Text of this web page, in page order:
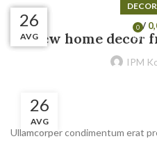
0
items
/
New home decor
IPM
26
AVG
Ullamcorper condimentum erat
27
AVG
27
AVG
26
AVG
26
AVG